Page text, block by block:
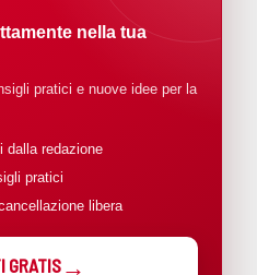
nella tua
pratici e nuove idee per la
dalla redazione
pratici
libera
GRATIS